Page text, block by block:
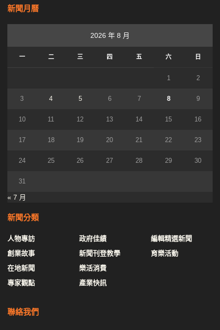
新聞月曆
2026 年 8 月
一 二 三 四 五 六 日
1 2
3 4 5 6 7 8 9
10 11 12 13 14 15 16
17 18 19 20 21 22 23
24 25 26 27 28 29 30
31
« 7 月
新聞分類
人物專訪
創業故事
在地新聞
專家觀點
政府佳績
新聞刊登教學
樂活消費
產業快訊
編輯精選新聞
育樂活動
聯絡我們